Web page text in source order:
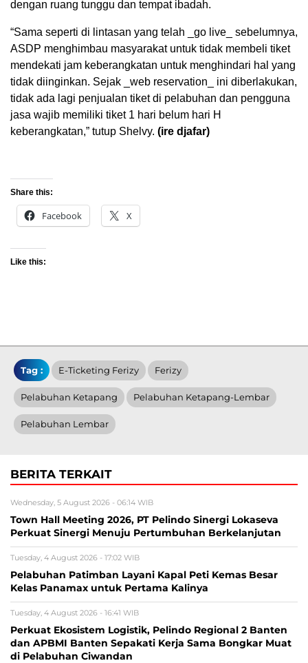
dengan ruang tunggu dan tempat ibadah.
“Sama seperti di lintasan yang telah _go live_ sebelumnya,
ASDP menghimbau masyarakat untuk tidak membeli tiket
mendekati jam keberangkatan untuk menghindari hal yang
tidak diinginkan. Sejak _web reservation_ ini diberlakukan,
tidak ada lagi penjualan tiket di pelabuhan dan pengguna
jasa wajib memiliki tiket 1 hari belum hari H
keberangkatan,” tutup Shelvy. (ire djafar)
Share this:
Facebook X
Like this:
Tag : E-Ticketing Ferizy Ferizy
Pelabuhan Ketapang Pelabuhan Ketapang-Lembar
Pelabuhan Lembar
BERITA TERKAIT
Wednesday, 5 August 2026 - 06:14 WIB
Town Hall Meeting 2026, PT Pelindo Sinergi Lokaseva
Perkuat Sinergi Menuju Pertumbuhan Berkelanjutan
Tuesday, 4 August 2026 - 17:02 WIB
Pelabuhan Patimban Layani Kapal Peti Kemas Besar
Kelas Panamax untuk Pertama Kalinya
Tuesday, 4 August 2026 - 16:41 WIB
Perkuat Ekosistem Logistik, Pelindo Regional 2 Banten
dan APBMI Banten Sepakati Kerja Sama Bongkar Muat
di Pelabuhan Ciwandan